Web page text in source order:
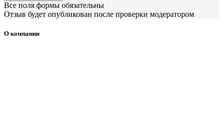
Все поля формы обязательны
Отзыв будет опубликован после проверки модератором
О компании